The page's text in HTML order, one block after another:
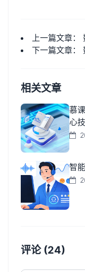
上一篇文章：
下一篇文章：
相关文章
慕
心
智
评论 (24)